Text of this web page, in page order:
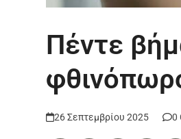
Πέντε
26 Σεπτεμβρίου 2025 0